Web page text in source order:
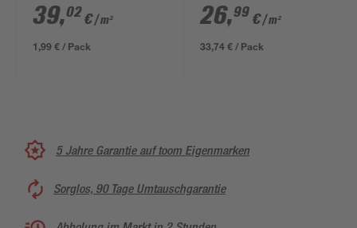
Feinsteinzeug
mehrfarbig 22,5 x 22,5
cm
39,02€/ m²
1,99 € / Pack
59,8 cm
26,99 €/ m²
33,74 € / Pack
5 Jahre Garantie auf toom Eigenmarken
Sorglos, 90 Tage Umtauschgarantie